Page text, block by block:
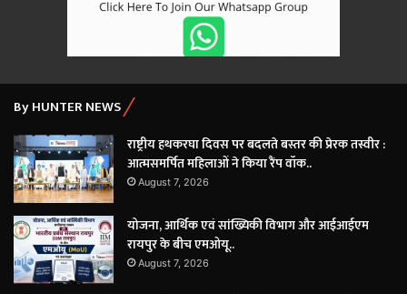
By HUNTER NEWS
राष्ट्रीय हथकरघा दिवस पर बदलते बस्तर की प्रेरक तस्वीर :
आत्मसमर्पित महिलाओं ने किया रैंप वॉक..
August 7, 2026
योजना, आर्थिक एवं सांख्यिकी विभाग और आईआईएम
रायपुर के बीच एमओयू..
August 7, 2026